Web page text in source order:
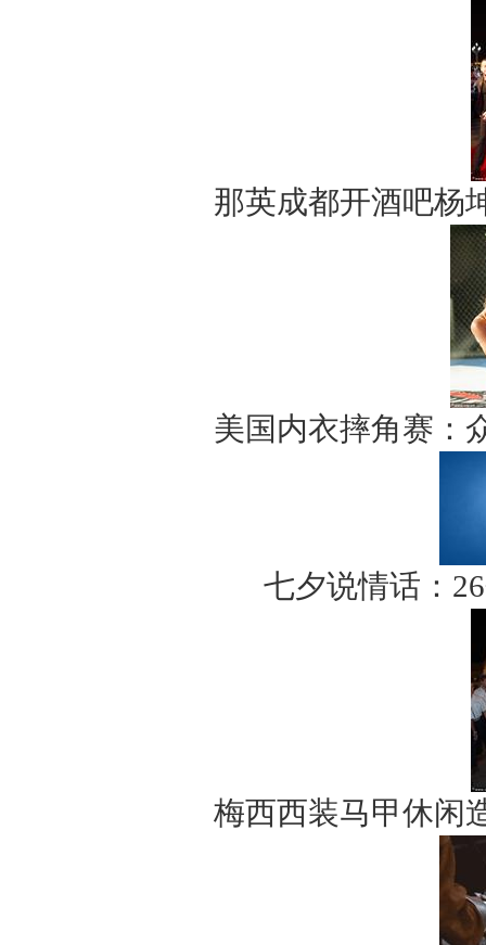
那英成都开酒吧杨
美国内衣摔角赛：
七夕说情话：
梅西西装马甲休闲